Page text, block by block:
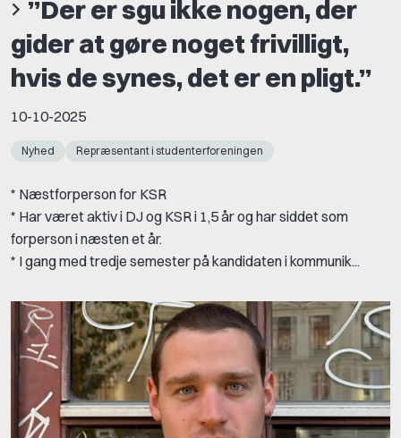
”Der er sgu ikke nogen, der
gider at gøre noget frivilligt,
hvis de synes, det er en pligt.”
10-10-2025
Nyhed Repræsentant i studenterforeningen
* Næstforperson for KSR
* Har været aktiv i DJ og KSR i 1,5 år og har siddet som
forperson i næsten et år.
* I gang med tredje semester på kandidaten i kommunik...